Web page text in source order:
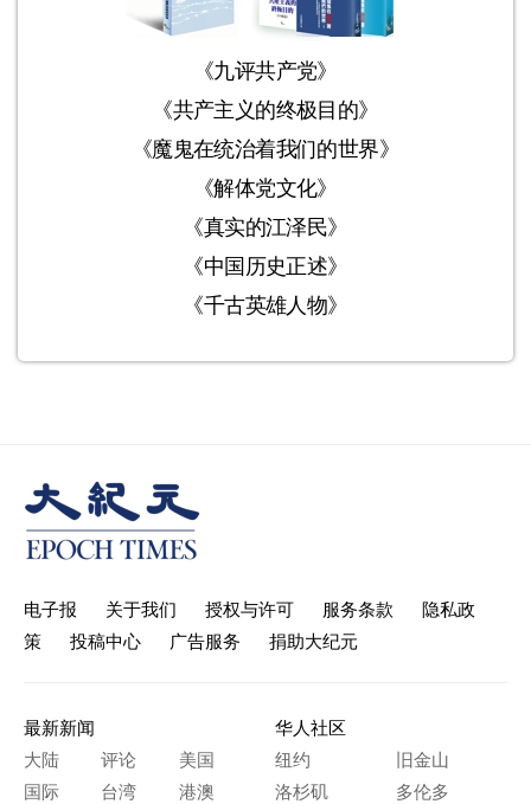
《九评共产党》
《共产主义的终极目的》
《魔鬼在统治着我们的世界》
《解体党文化》
《真实的江泽民》
《中国历史正述》
《千古英雄人物》
电子报 关于我们 授权与许可 服务条款
隐私政
策
投稿中心 广告服务 捐助大纪元
最新新闻
大陆
评论
美国
国际
台湾
港澳
华人社区
纽约
旧金山
洛杉矶
多伦多